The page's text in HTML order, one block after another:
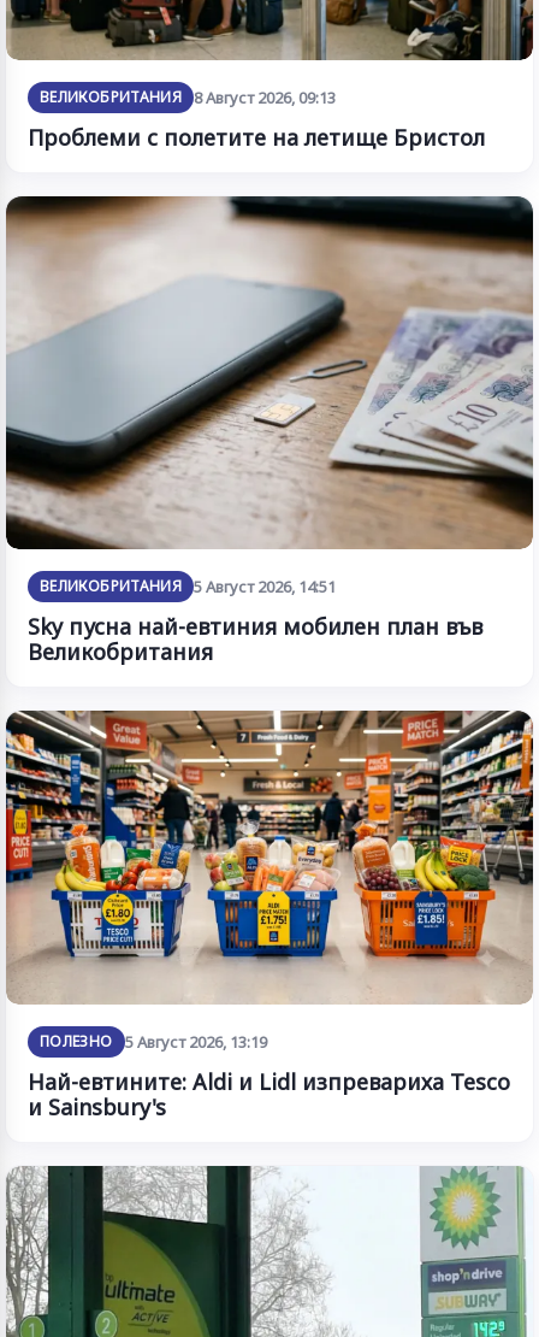
ВЕЛИКОБРИТАНИЯ 8 Август 2026, 09:13
Проблеми с полетите на летище Бристол
ВЕЛИКОБРИТАНИЯ 5 Август 2026, 14:51
Sky пусна най-евтиния мобилен план във
Великобритания
ПОЛЕЗНО 5 Август 2026, 13:19
Най-евтините: Aldi и Lidl изпревариха Tesco
и Sainsbury's